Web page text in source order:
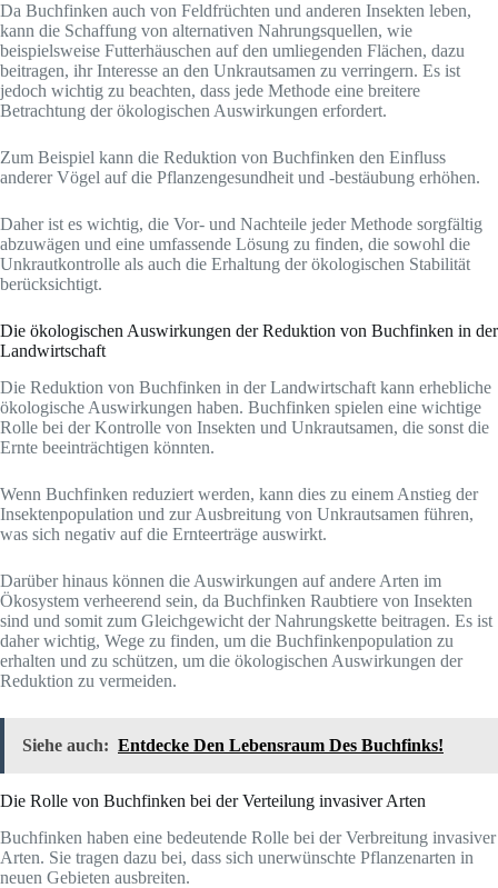
Da Buchfinken auch von Feldfrüchten und anderen Insekten leben,
kann die Schaffung von alternativen Nahrungsquellen, wie
beispielsweise Futterhäuschen auf den umliegenden Flächen, dazu
beitragen, ihr Interesse an den Unkrautsamen zu verringern. Es ist
jedoch wichtig zu beachten, dass jede Methode eine breitere
Betrachtung der ökologischen Auswirkungen erfordert.
Zum Beispiel kann die Reduktion von Buchfinken den Einfluss
anderer Vögel auf die Pflanzengesundheit und -bestäubung erhöhen.
Daher ist es wichtig, die Vor- und Nachteile jeder Methode sorgfältig
abzuwägen und eine umfassende Lösung zu finden, die sowohl die
Unkrautkontrolle als auch die Erhaltung der ökologischen Stabilität
berücksichtigt.
Die ökologischen Auswirkungen der Reduktion von Buchfinken in der
Landwirtschaft
Die Reduktion von Buchfinken in der Landwirtschaft kann erhebliche
ökologische Auswirkungen haben. Buchfinken spielen eine wichtige
Rolle bei der Kontrolle von Insekten und Unkrautsamen, die sonst die
Ernte beeinträchtigen könnten.
Wenn Buchfinken reduziert werden, kann dies zu einem Anstieg der
Insektenpopulation und zur Ausbreitung von Unkrautsamen führen,
was sich negativ auf die Ernteerträge auswirkt.
Darüber hinaus können die Auswirkungen auf andere Arten im
Ökosystem verheerend sein, da Buchfinken Raubtiere von Insekten
sind und somit zum Gleichgewicht der Nahrungskette beitragen. Es ist
daher wichtig, Wege zu finden, um die Buchfinkenpopulation zu
erhalten und zu schützen, um die ökologischen Auswirkungen der
Reduktion zu vermeiden.
Siehe auch: Entdecke Den Lebensraum Des Buchfinks!
Die Rolle von Buchfinken bei der Verteilung invasiver Arten
Buchfinken haben eine bedeutende Rolle bei der Verbreitung invasiver
Arten. Sie tragen dazu bei, dass sich unerwünschte Pflanzenarten in
neuen Gebieten ausbreiten.